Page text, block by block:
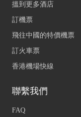
搵到更多酒店
訂機票
飛往中國的特價機票
訂火車票
香港機場快線
聯繫我們
FAQ